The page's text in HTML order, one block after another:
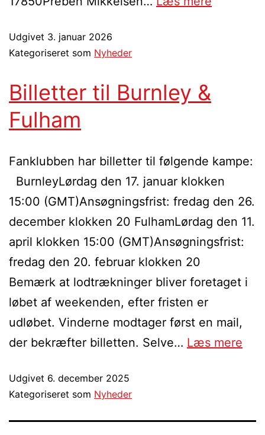
Udgivet 3. januar 2026
Kategoriseret som Nyheder
Billetter til Burnley &
Fulham
Fanklubben har billetter til følgende kampe:
BurnleyLørdag den 17. januar klokken
15:00 (GMT)Ansøgningsfrist: fredag den 26.
december klokken 20 FulhamLørdag den 11.
april klokken 15:00 (GMT)Ansøgningsfrist:
fredag den 20. februar klokken 20
Bemærk at lodtrækninger bliver foretaget i
løbet af weekenden, efter fristen er
udløbet. Vinderne modtager først en mail,
der bekræfter billetten. Selve… Læs mere
Udgivet 6. december 2025
Kategoriseret som Nyheder